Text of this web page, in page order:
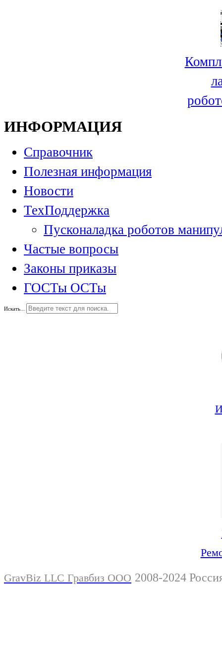
ИНФОРМАЦИЯ
Справочник
Полезная информация
Новости
ТехПоддержка
Пусконаладка роботов
Частые вопросы
Законы приказы
ГОСТы ОСТы
Искать...
GravBiz LLC Гравбиз ООО 2008-2024